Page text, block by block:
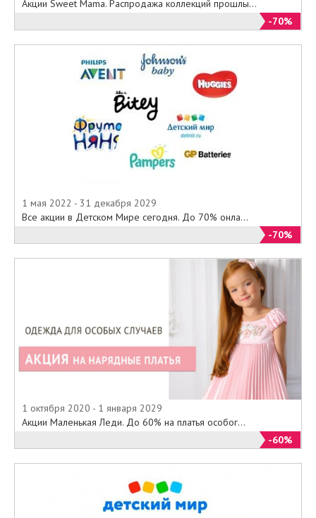
Акции Sweet Mama. Распродажа коллекций прошлы...
-70%
1 мая 2022 - 31 декабря 2029
Все акции в Детском Мире сегодня. До 70% онла...
-70%
1 октября 2020 - 1 января 2029
Акции Маленькая Леди. До 60% на платья особог...
-60%